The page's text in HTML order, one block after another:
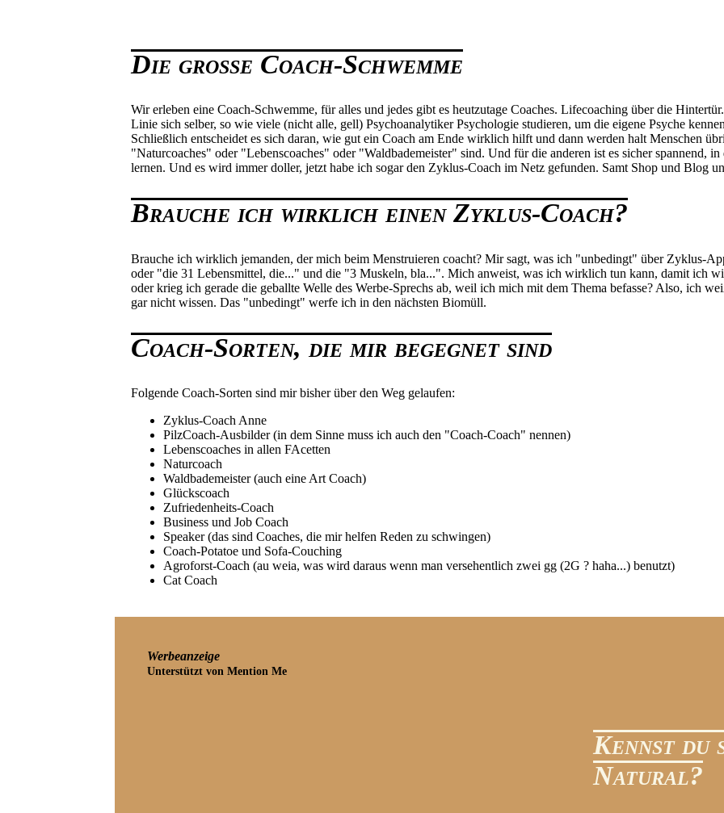
Die große Coach-Schwemme
Wir erleben eine Coach-Schwemme, für alles und jedes gibt es heutzutage Coaches. Lifecoaching über die
Linie sich selber, so wie viele (nicht alle, gell) Psychoanalytiker Psychologie studieren, um die eigene Psyche
Schließlich entscheidet es sich daran, wie gut ein Coach am Ende wirklich hilft und dann werden halt Menschen
"Naturcoaches" oder "Lebenscoaches" oder "Waldbademeister" sind. Und für die anderen ist es sicher spannend,
lernen. Und es wird immer doller, jetzt habe ich sogar den Zyklus-Coach im Netz gefunden. Samt Shop und Blog
Brauche ich wirklich einen Zyklus-Coach?
Brauche ich wirklich jemanden, der mich beim Menstruieren coacht? Mir sagt, was ich "unbedingt" über Zyklus-
oder "die 31 Lebensmittel, die..." und die "3 Muskeln, bla...". Mich anweist, was ich wirklich tun kann, damit ich
oder krieg ich gerade die geballte Welle des Werbe-Sprechs ab, weil ich mich mit dem Thema befasse? Also, ich
gar nicht wissen. Das "unbedingt" werfe ich in den nächsten Biomüll.
Coach-Sorten, die mir begegnet sind
Folgende Coach-Sorten sind mir bisher über den Weg gelaufen:
Zyklus-Coach Anne
PilzCoach-Ausbilder (in dem Sinne muss ich auch den "Coach-Coach" nennen)
Lebenscoaches in allen FAcetten
Naturcoach
Waldbademeister (auch eine Art Coach)
Glückscoach
Zufriedenheits-Coach
Business und Job Coach
Speaker (das sind Coaches, die mir helfen Reden zu schwingen)
Coach-Potatoe und Sofa-Couching
Agroforst-Coach (au weia, was wird daraus wenn man versehentlich zwei gg (2G ? haha...) benutzt)
Cat Coach
Werbeanzeige
Unterstützt von Mention Me
Kennst du
Natural?